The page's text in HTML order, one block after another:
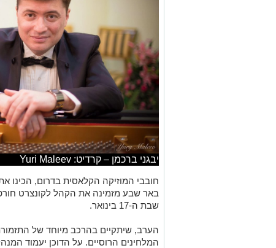
יבגני ברכמן – קרדיט: Yuri Maleev
חובבי המוזיקה הקלאסית בדרום, הכינו
באר שבע מזמינה את הקהל לקונצרט
שבת ה-17 בינואר.
הערב, שיתקיים בהרכב מיוחד של
המלחינים הרוסיים. על הדוכן יעמוד